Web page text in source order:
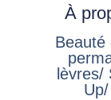
À
Beauté
lèvres/